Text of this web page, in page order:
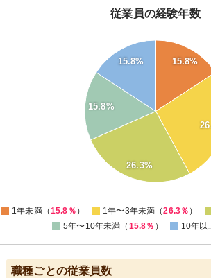
従業員の経験年数
15.8%
26.3%
15.8%
15.8%
1年未満（15.8％ ） 1年〜3年未満（26.3％ ）
5年〜10年未満（ 15.8％ ） 10年以
職種ごとの従業員数